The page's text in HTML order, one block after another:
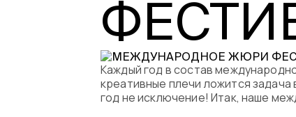
Каждый год в состав
креативные плечи ложится задача
год не исключение! Итак, наше